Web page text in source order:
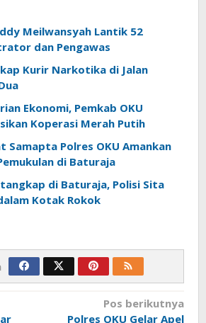
Meilwansyah Lantik 52
dan Pengawas
Kurir Narkotika di Jalan
Ekonomi, Pemkab OKU
Koperasi Merah Putih
Samapta Polres OKU Amankan
di Baturaja
di Baturaja, Polisi Sita
Kotak Rokok
Pos berikutnya
Polres OKU Gelar Apel